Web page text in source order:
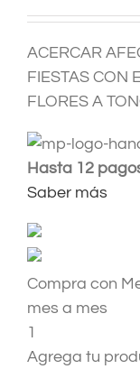
ACERCAR
FIESTAS CON
FLORES A
Hasta 12
Saber más
Compra con
mes a mes
1
Agrega tu